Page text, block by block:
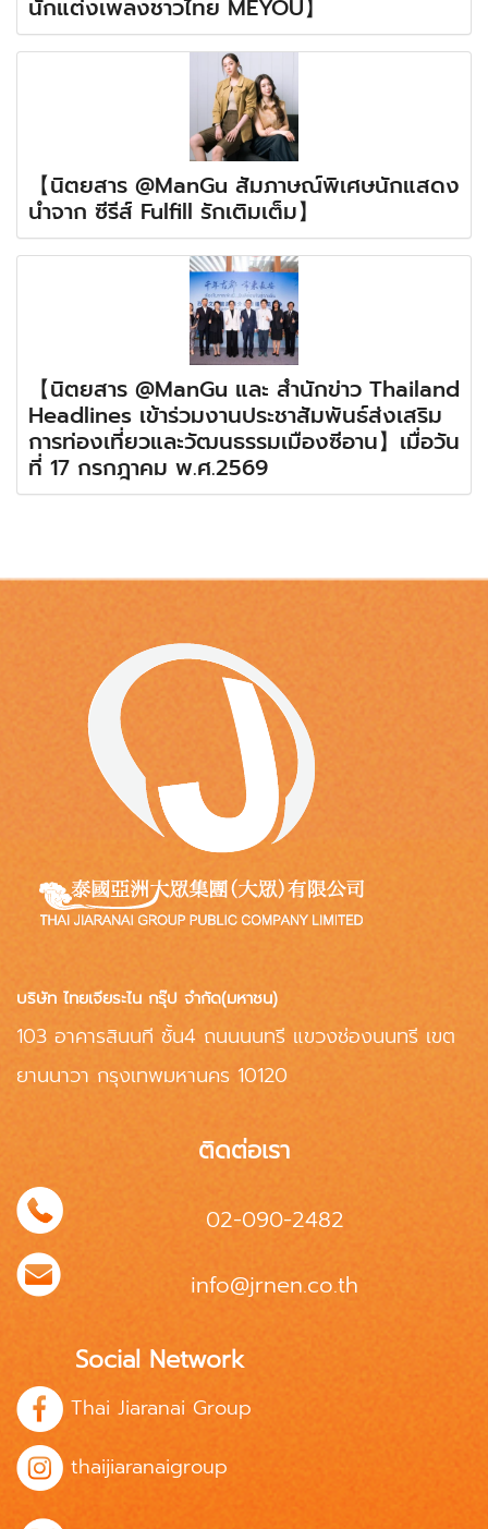
นักแต่งเพลงชาวไทย MEYOU】
【นิตยสาร @ManGu สัมภาษณ์พิเศษนักแสดง
นำจาก ซีรีส์ Fulfill รักเติมเต็ม】
【นิตยสาร @ManGu และ สำนักข่าว Thailand
Headlines เข้าร่วมงานประชาสัมพันธ์ส่งเสริม
การท่องเที่ยวและวัฒนธรรมเมืองซีอาน】เมื่อวัน
ที่ 17 กรกฎาคม พ.ศ.2569
บริษัท ไทยเจียระไน กรุ๊ป จำกัด(มหาชน)
103 อาคารสินนที ชั้น4 ถนนนนทรี แขวงช่องนนทรี เขต
ยานนาวา กรุงเทพมหานคร 10120
ติดต่อเรา
02-090-2482
info@jrnen.co.th
Social Network
Thai Jiaranai Group
thaijiaranaigroup